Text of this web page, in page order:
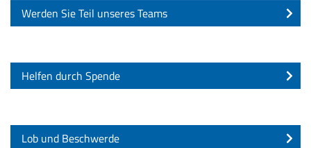
Werden Sie Teil unseres Teams
Helfen durch Spende
Lob und Beschwerde